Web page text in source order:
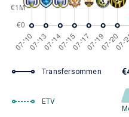
Transfersommen
ETV